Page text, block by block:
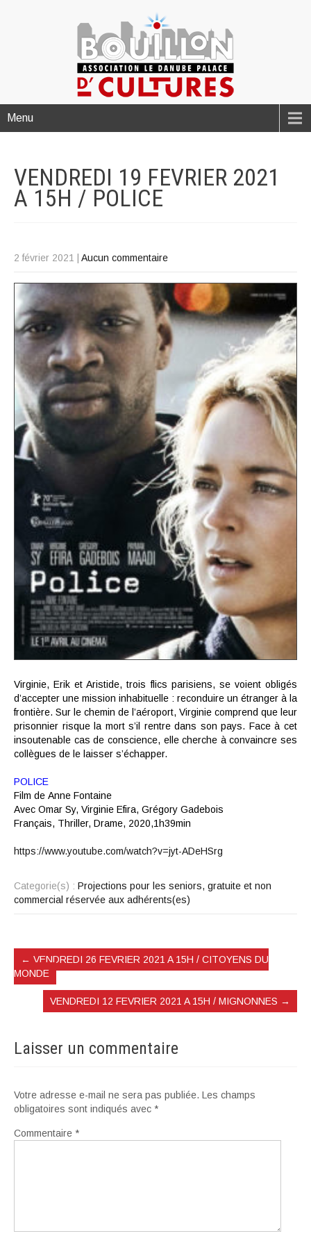
Menu
VENDREDI 19 FEVRIER 2021
A 15H / POLICE
2 février 2021 Aucun commentaire
Virginie, Erik et Aristide, trois flics parisiens, se voient obligés
d’accepter une mission inhabituelle : reconduire un étranger à la
frontière. Sur le chemin de l’aéroport, Virginie comprend que leur
prisonnier risque la mort s’il rentre dans son pays. Face à cet
insoutenable cas de conscience, elle cherche à convaincre ses
collègues de le laisser s’échapper.
POLICE
Film de Anne Fontaine
Avec Omar Sy, Virginie Efira, Grégory Gadebois
Français, Thriller, Drame, 2020,1h39min
https://www.youtube.com/watch?v=jyt-ADeHSrg
Categorie(s) : Projections pour les seniors, gratuite et non
commercial réservée aux adhérents(es)
← VENDREDI 26 FEVRIER 2021 A 15H / CITOYENS DU
MONDE
VENDREDI 12 FEVRIER 2021 A 15H / MIGNONNES →
Laisser un commentaire
Votre adresse e-mail ne sera pas publiée. Les champs
obligatoires sont indiqués avec *
Commentaire *